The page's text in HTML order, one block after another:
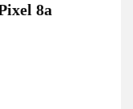
8a